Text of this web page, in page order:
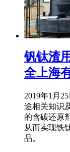
钒钛渣
全上海
2019年1月
途相关知识
的含碳还原
从而实现铁
品。